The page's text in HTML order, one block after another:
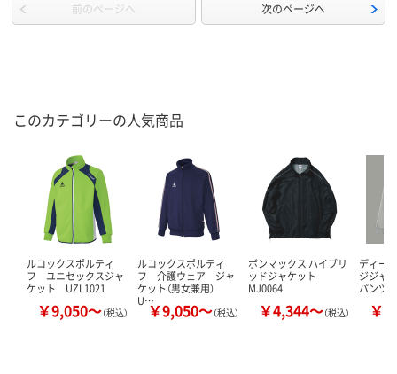
前のページへ 次のページへ
このカテゴリーの人気商品
ルコックスポルティ
フ ユニセックスジャ
ケット UZL1021
￥9,050～（税込）
ルコックスポルティ
フ 介護ウェア ジャ
ケット（男女兼用）
U…￥9,050～（税込）
ボンマックス ハイブリ
ッドジャケット
MJ0064
￥4,344～（税込）
ディー
ジジャ
パンツ
￥